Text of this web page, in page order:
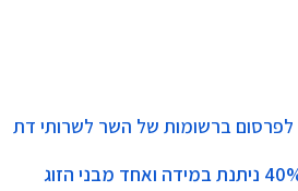
ברשומות של השר לשרותי דת
הנחה באגרה בשיעור של 40% ניתנת במידה ואחד מבני הזוג